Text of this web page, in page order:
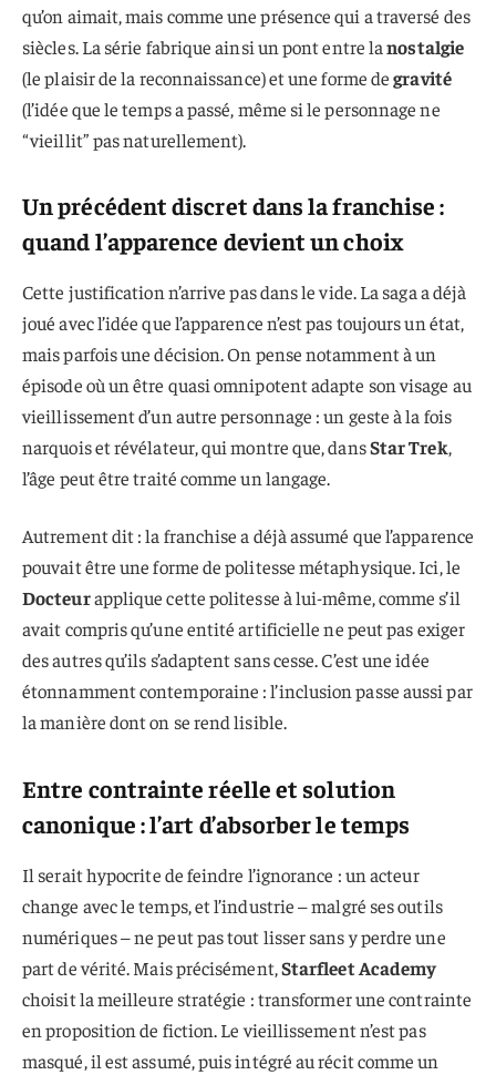
qu’on aimait, mais comme une présence qui a traversé des
siècles. La série fabrique ainsi un pont entre lanostalgie
(le plaisir de la reconnaissance) et une forme degravité
(l’idée que le temps a passé, même si le personnage ne
“vieillit” pas naturellement).
Un précédent discret dans la franchise :
quand l’apparence devient un choix
Cette justification n’arrive pas dans le vide. La saga a déjà
joué avec l’idée que l’apparence n’est pas toujours un état,
mais parfois une décision. On pense notamment à un
épisode où un être quasi omnipotent adapte son visage au
vieillissement d’un autre personnage : un geste à la fois
narquois et révélateur, qui montre que, dansStar Trek,
l’âge peut être traité comme un langage.
Autrement dit : la franchise a déjà assumé que l’apparence
pouvait être une forme de politesse métaphysique. Ici, le
Docteurapplique cette politesse à lui-même, comme s’il
avait compris qu’une entité artificielle ne peut pas exiger
des autres qu’ils s’adaptent sans cesse. C’est une idée
étonnamment contemporaine : l’inclusion passe aussi par
la manière dont on se rend lisible.
Entre contrainte réelle et solution
canonique : l’art d’absorber le temps
Il serait hypocrite de feindre l’ignorance : un acteur
change avec le temps, et l’industrie – malgré ses outils
numériques – ne peut pas tout lisser sans y perdre une
part de vérité. Mais précisément,Starfleet Academy
choisit la meilleure stratégie : transformer une contrainte
en proposition de fiction. Le vieillissement n’est pas
masqué, il est assumé, puis intégré au récit comme un